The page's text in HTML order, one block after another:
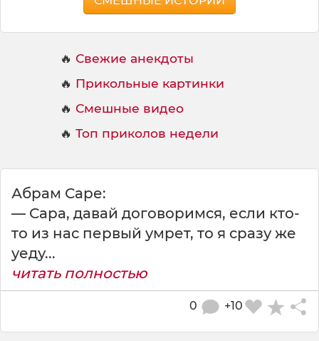
🔥 Свежие анекдоты
🔥 Прикольные картинки
🔥 Смешные видео
🔥 Топ приколов недели
Абрам Саре:
— Сара, давай договоримся, если кто-
то из нас первый умрет, то я сразу же
уеду...
читать полностью
+10
0